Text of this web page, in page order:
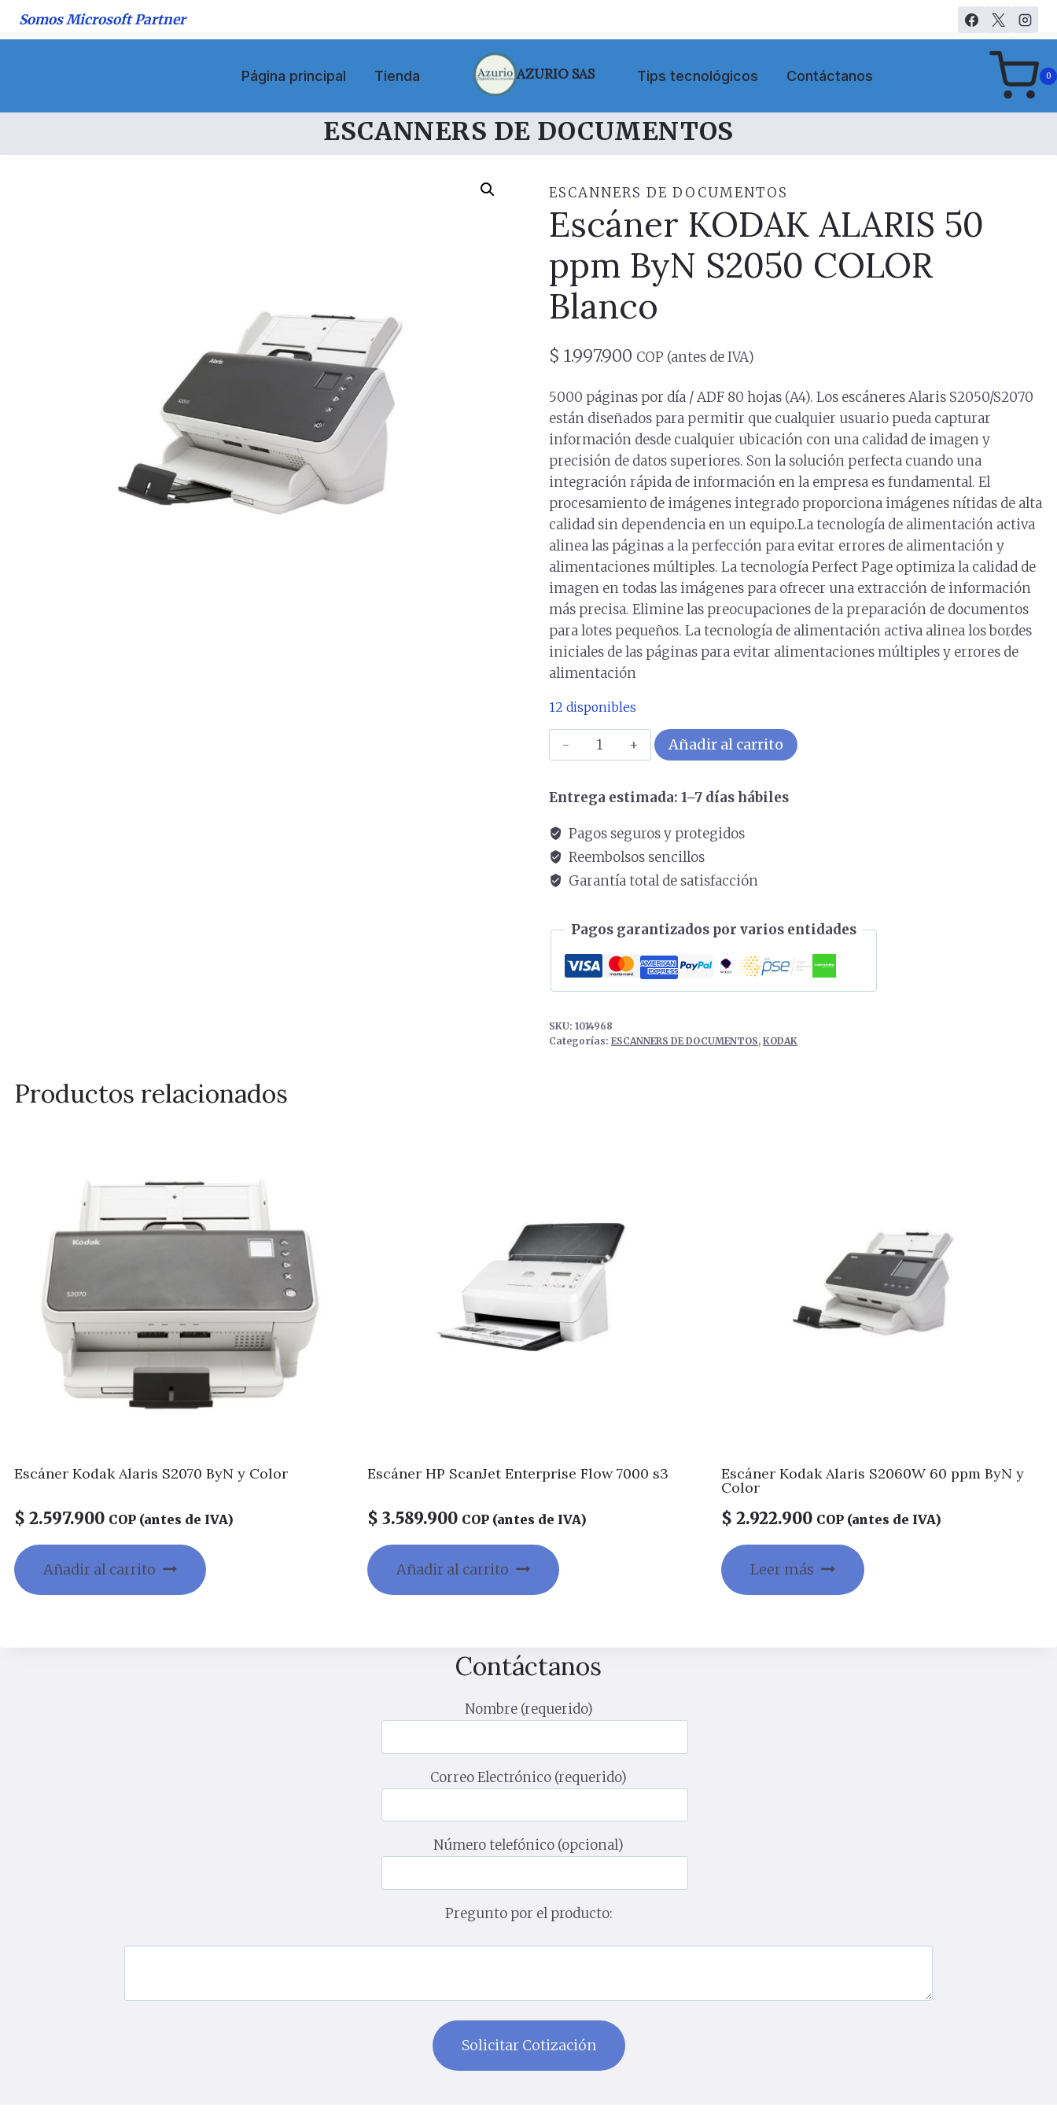
Somos Microsoft Partner
Página principal Tienda AZURIO SAS Tips tecnológicos Contáctanos 0
ESCANNERS DE DOCUMENTOS
ESCANNERS DE DOCUMENTOS
Escáner KODAK ALARIS 50
ppm ByN S2050 COLOR
Blanco
$ 1.997.900 COP (antes de IVA)
5000 páginas por día / ADF 80 hojas (A4). Los escáneres Alaris S2050/S2070
están diseñados para permitir que cualquier usuario pueda capturar
información desde cualquier ubicación con una calidad de imagen y
precisión de datos superiores. Son la solución perfecta cuando una
integración rápida de información en la empresa es fundamental. El
procesamiento de imágenes integrado proporciona imágenes nítidas de alta
calidad sin dependencia en un equipo.La tecnología de alimentación activa
alinea las páginas a la perfección para evitar errores de alimentación y
alimentaciones múltiples. La tecnología Perfect Page optimiza la calidad de
imagen en todas las imágenes para ofrecer una extracción de información
más precisa. Elimine las preocupaciones de la preparación de documentos
para lotes pequeños. La tecnología de alimentación activa alinea los bordes
iniciales de las páginas para evitar alimentaciones múltiples y errores de
alimentación
12 disponibles
Escáner
KODAK
50
ByN
S2050
COLOR
cantidad
Añadir al carrito
Entrega estimada: 1–7 días hábiles
Pagos seguros y protegidos
Reembolsos sencillos
Garantía total de satisfacción
Pagos garantizados por varios entidades
SKU:1014968
Categorías:ESCANNERS DE DOCUMENTOS,KODAK
Productos relacionados
Escáner Kodak Alaris S2070 ByN y Color
$ 2.597.900 COP (antes de IVA)
Añadir al carrito
Escáner HP ScanJet Enterprise Flow 7000 s3
$ 3.589.900 COP (antes de IVA)
Añadir al carrito
Escáner Kodak Alaris S2060W 60 ppm ByN y
Color
$ 2.922.900 COP (antes de IVA)
Leer más
Contáctanos
Nombre (requerido)
Correo Electrónico (requerido)
Número telefónico (opcional)
Pregunto por el producto: